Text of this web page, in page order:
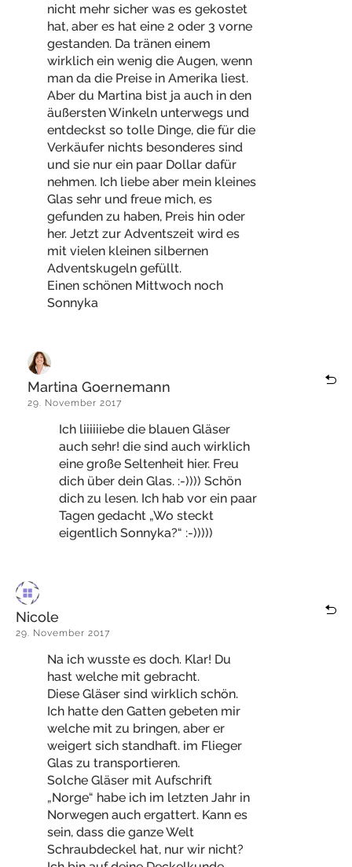
nicht mehr sicher was es gekostet
hat, aber es hat eine 2 oder 3 vorne
gestanden. Da tränen einem
wirklich ein wenig die Augen, wenn
man da die Preise in Amerika liest.
Aber du Martina bist ja auch in den
äußersten Winkeln unterwegs und
entdeckst so tolle Dinge, die für die
Verkäufer nichts besonderes sind
und sie nur ein paar Dollar dafür
nehmen. Ich liebe aber mein kleines
Glas sehr und freue mich, es
gefunden zu haben, Preis hin oder
her. Jetzt zur Adventszeit wird es
mit vielen kleinen silbernen
Adventskugeln gefüllt.
Einen schönen Mittwoch noch
Sonnyka
Martina Goernemann
29. November 2017
Ich liiiiiiebe die blauen Gläser
auch sehr! die sind auch wirklich
eine große Seltenheit hier. Freu
dich über dein Glas. :-)))) Schön
dich zu lesen. Ich hab vor ein paar
Tagen gedacht „Wo steckt
eigentlich Sonnyka?“ :-)))))
Nicole
29. November 2017
Na ich wusste es doch. Klar! Du
hast welche mit gebracht.
Diese Gläser sind wirklich schön.
Ich hatte den Gatten gebeten mir
welche mit zu bringen, aber er
weigert sich standhaft. im Flieger
Glas zu transportieren.
Solche Gläser mit Aufschrift
„Norge“ habe ich im letzten Jahr in
Norwegen auch ergattert. Kann es
sein, dass die ganze Welt
Schraubdeckel hat, nur wir nicht?